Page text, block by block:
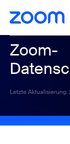
wechseln
Chat wechseln
Zoom-
Letzte Aktualisierung: